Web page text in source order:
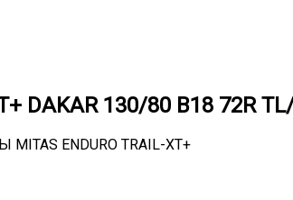
DAKAR 130/80 B18 72R